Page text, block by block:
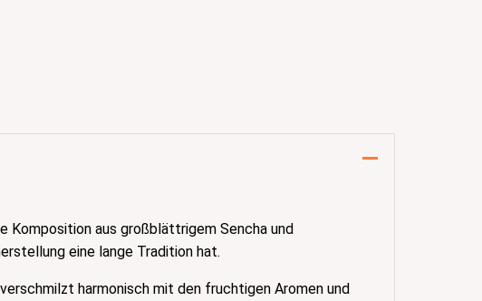
Komposition aus großblättrigem Sencha und
eine lange Tradition hat.
harmonisch mit den fruchtigen Aromen und